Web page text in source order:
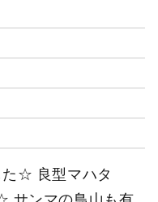
た☆ 良型マハタ